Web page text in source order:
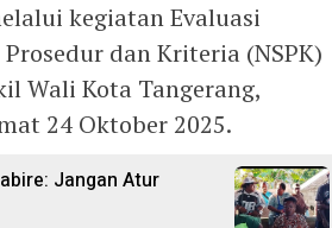
kegiatan Evaluasi
dan Kriteria (NSPK)
Wali Kota Tangerang,
24 Oktober 2025.
Jangan Atur